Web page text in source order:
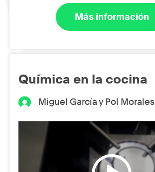
Más información
Química en la cocina
Miguel García y Pol Morales